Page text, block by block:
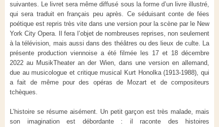
suivantes. Le livret sera même diffusé sous la forme d’un livre illustré,
qui sera traduit en français peu après. Ce séduisant conte de fées
poétique est repris très vite dans une version pour la scène par le New
York City Opera. Il fera l’objet de nombreuses reprises, non seulement
à la télévision, mais aussi dans des théâtres ou des lieux de culte. La
présente production viennoise a été filmée les 17 et 18 décembre
2022 au MusikTheater an der Wien, dans une version en allemand,
due au musicologue et critique musical Kurt Honolka (1913-1988), qui
a fait de même pour des opéras de Mozart et de compositeurs
tchèques.
L’histoire se résume aisément. Un petit garçon est très malade, mais
son imagination est débordante : il raconte des histoires